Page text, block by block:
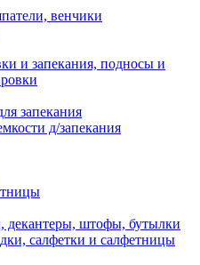
венчики
и запекания, подносы и
запекания
д/запекания
штофы, бутылки
салфетки и салфетницы